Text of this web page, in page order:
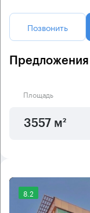
Позвонить
Площадь
3557 м²
8.2